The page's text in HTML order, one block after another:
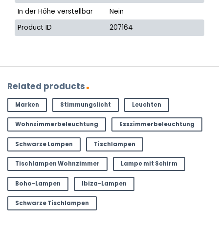
In der Höhe verstellbar
Nein
Product ID
207164
Related products
Marken Stimmungslicht Leuchten
Wohnzimmerbeleuchtung Esszimmerbeleuchtung
Schwarze Lampen Tischlampen
Tischlampen Wohnzimmer Lampe mit Schirm
Boho-Lampen Ibiza-Lampen
Schwarze Tischlampen